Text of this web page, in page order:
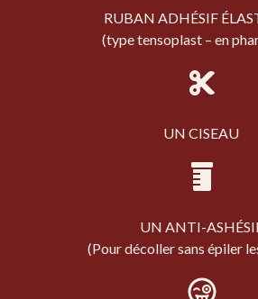
RUBAN ADHÉSIF
(type tensoplast – en
UN CISEAU
UN ANTI-
(Pour décoller sans épiler